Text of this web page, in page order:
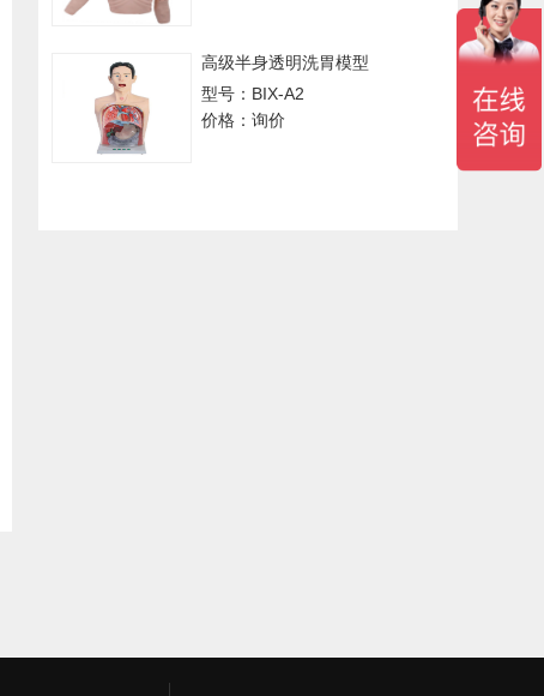
高级半身透明洗胃模型
型号：BIX-A2
价格：询价